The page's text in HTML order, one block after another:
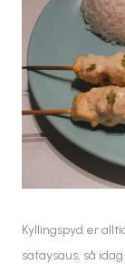
Kyllingspyd er
sataysaus, så